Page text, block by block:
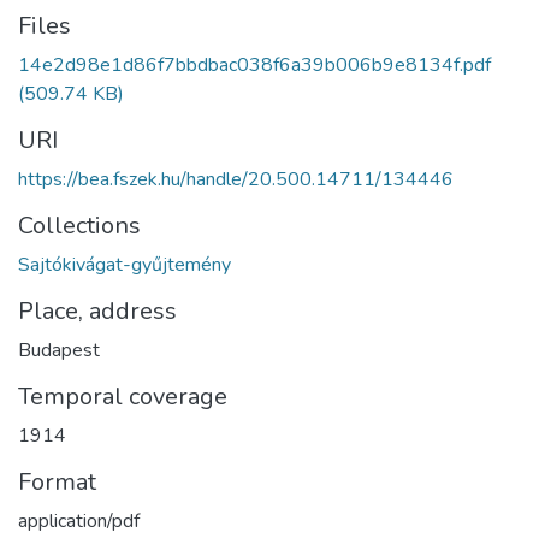
Files
14e2d98e1d86f7bbdbac038f6a39b006b9e8134f.pdf
(509.74 KB)
URI
https://bea.fszek.hu/handle/20.500.14711/134446
Collections
Sajtókivágat-gyűjtemény
Place, address
Budapest
Temporal coverage
1914
Format
application/pdf